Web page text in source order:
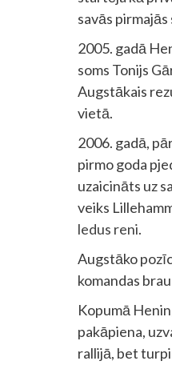
savās
2005. gadā
soms Tonijs
Augstākais
vietā.
2006. gadā,
pirmo goda
uzaicināts uz
veiks
ledus reni.
Augstāko
komandas
Kopumā
pakāpiena,
rallijā, bet